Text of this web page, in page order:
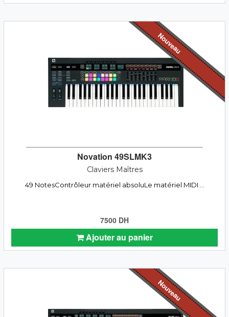
Nouveau
Novation 49SLMK3
Claviers Maîtres
49 NotesContrôleur matériel absoluLe matériel MIDI ...
7500 DH
Ajouter au panier
Nouveau